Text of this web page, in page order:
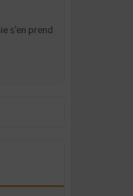
s’en prend